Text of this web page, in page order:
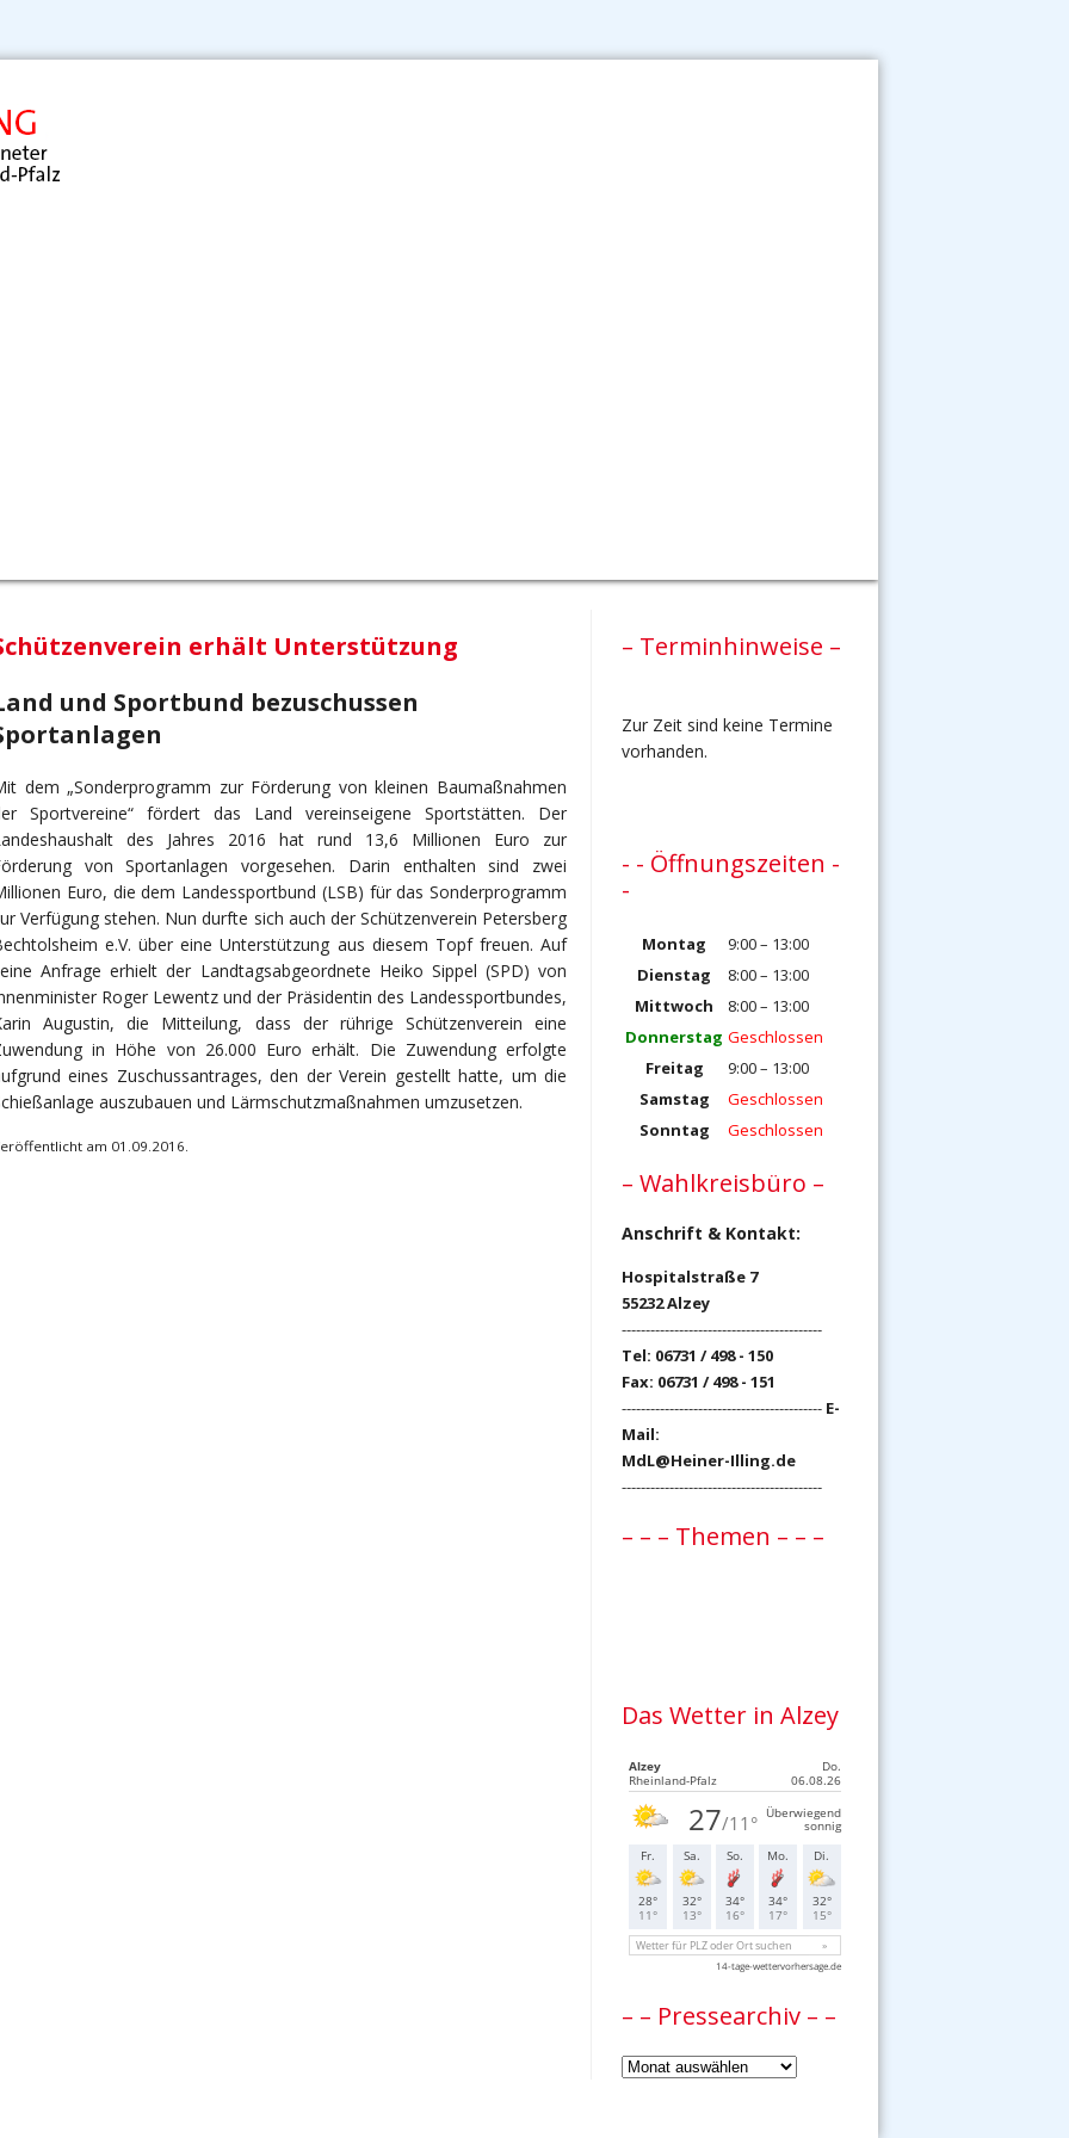
erhält Unterstützung
und Sportbund bezuschussen
dem „Sonderprogramm zur Förderung von kleinen Baumaßnahmen
Sportvereine“ fördert das Land vereinseigene Sportstätten. Der
des Jahres 2016 hat rund 13,6 Millionen Euro zur
von Sportanlagen vorgesehen. Darin enthalten sind zwei
Euro, die dem Landessportbund (LSB) für das Sonderprogramm
Verfügung stehen. Nun durfte sich auch der Schützenverein Petersberg
e.V. über eine Unterstützung aus diesem Topf freuen. Auf
Anfrage erhielt der Landtagsabgeordnete Heiko Sippel (SPD) von
Roger Lewentz und der Präsidentin des Landessportbundes,
Augustin, die Mitteilung, dass der rührige Schützenverein eine
in Höhe von 26.000 Euro erhält. Die Zuwendung erfolgte
eines Zuschussantrages, den der Verein gestellt hatte, um die
auszubauen und Lärmschutzmaßnahmen umzusetzen.
am 01.09.2016.
– Terminhinweise –
Zur Zeit sind keine Termine
vorhanden.
- - Öffnungszeiten -
-
Montag
9:00 – 13:00
Dienstag
8:00 – 13:00
Mittwoch
8:00 – 13:00
Donnerstag Geschlossen
Freitag
9:00 – 13:00
Samstag
Geschlossen
Sonntag
Geschlossen
– Wahlkreisbüro –
Anschrift & Kontakt:
Hospitalstraße 7
55232 Alzey
------------------------------------------
Tel: 06731 / 498 - 150
Fax: 06731 / 498 - 151
------------------------------------------ E-
Mail:
MdL@Heiner-Illing.de
------------------------------------------
– – – Themen – – –
Das Wetter in Alzey
– – Pressearchiv – –